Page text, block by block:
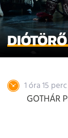
1 óra 15 perc
GOTHÁR